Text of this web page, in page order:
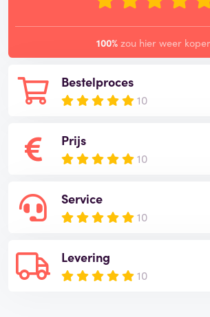
Bestelproces
10
Prijs
10
Service
10
Levering
10
100% zou hier weer